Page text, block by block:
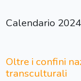
Calendario
Oltre i confini
transculturali